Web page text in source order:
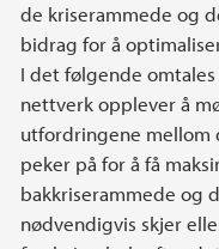
de kriserammede og
bidrag for å
I det følgende
nettverk opplever å
utfordringene mellom
peker på for å få
bakkriserammede og
nødvendigvis skjer